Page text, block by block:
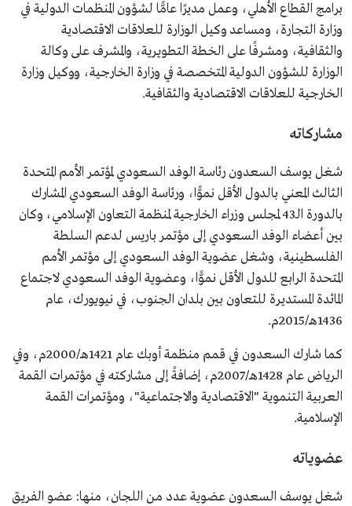
برامج القطاع الأهلي، وعمل مديرًا عامًّا لشؤون المنظمات الدولية في
وزارة التجارة، ومساعد وكيل الوزارة للعلاقات الاقتصادية
والثقافية، ومشرفًا على الخطة التطويرية، والمشرف على وكالة
الوزارة للشؤون الدولية المتخصصة في وزارة الخارجية، ووكيل وزارة
الخارجية للعلاقات الاقتصادية والثقافية.
مشاركاته
شغل يوسف السعدون رئاسة الوفد السعودي لمؤتمر الأمم المتحدة
الثالث المعني بالدول الأقل نموًّا، ورئاسة الوفد السعودي المشارك
بالدورة الـ43 لمجلس وزراء الخارجية لمنظمة التعاون الإسلامي، وكان
بين أعضاء الوفد السعودي إلى مؤتمر باريس لدعم السلطة
الفلسطينية، وشغل عضوية الوفد السعودي إلى مؤتمر الأمم
المتحدة الرابع للدول الأقل نموًّا، وعضوية الوفد السعودي لاجتماع
المائدة المستديرة للتعاون بين بلدان الجنوب، في نيويورك، عام
1436هـ/2015م.
كما شارك السعدون في قمم منظمة أوبك عام 1421هـ/2000م، وفي
الرياض عام 1428هـ/2007م، إضافةً إلى مشاركته في مؤتمرات القمة
العربية التنموية "الاقتصادية والاجتماعية"، ومؤتمرات القمة
الإسلامية.
عضوياته
شغل يوسف السعدون عضوية عدد من اللجان، منها: عضو الفريق